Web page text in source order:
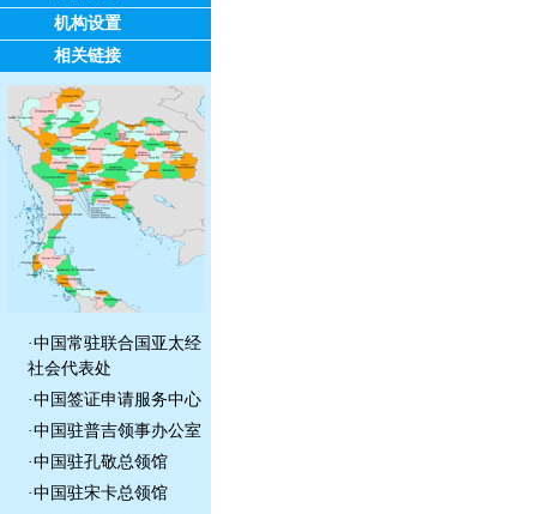
机构设置
相关链接
·中国常驻联合国亚太经
社会代表处
·中国签证申请服务中心
·中国驻普吉领事办公室
·中国驻孔敬总领馆
·中国驻宋卡总领馆